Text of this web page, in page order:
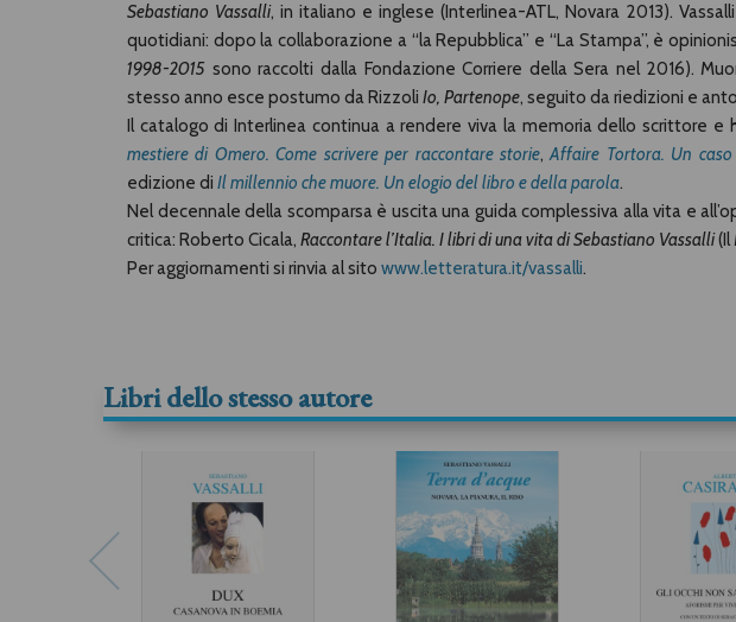
Sebastiano Vassalli, in italiano e inglese (Interlinea-ATL, Novara 2013).
quotidiani: dopo la collaborazione a “la Repubblica” e “La Stampa”, è
1998-2015 sono raccolti dalla Fondazione Corriere della Sera nel 2016).
stesso anno esce postumo da Rizzoli Io, Partenope, seguito da riedizioni e
Il catalogo di Interlinea continua a rendere viva la memoria dello scrittore e
mestiere di Omero. Come scrivere per raccontare storie,Affaire Tortora. Un
edizione di Il millennio che muore. Un elogio del libro e della parola.
Nel decennale della scomparsa è uscita una guida complessiva alla vita e
critica: Roberto Cicala, Raccontare l’Italia. I libri di una vita di Sebastiano Vassalli(Il
Per aggiornamenti si rinvia al sito www.letteratura.it/vassalli.
Libri dello stesso autore